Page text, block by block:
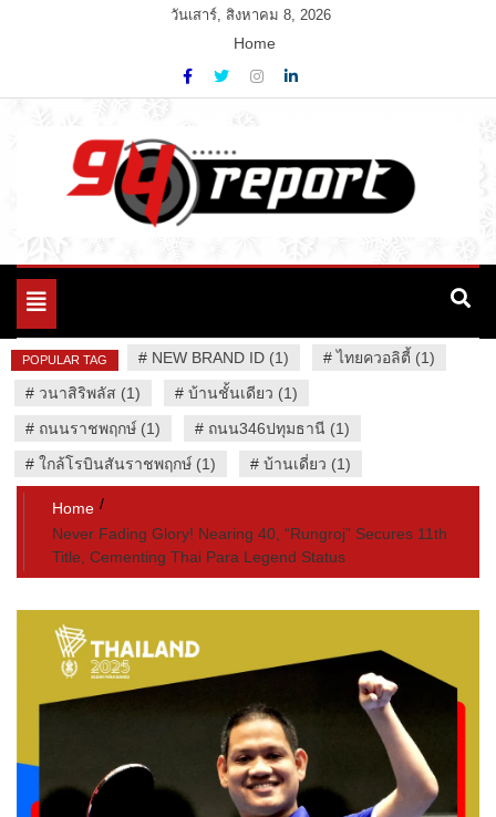
วันเสาร์, สิงหาคม 8, 2026
Home
94 Report.com
Variety News
Toggle
POPULAR TAG # NEW BRAND ID (1) #ไทยควอลิตี้ (1)
# วนาสิริพลัส (1) # บ้านชั้นเดียว (1)
# ถนนราชพฤกษ์ (1) # ถนน346ปทุมธานี (1)
# ใกล้โรบินสันราชพฤกษ์ (1) # บ้านเดี่ยว (1)
Home
Never Fading Glory! Nearing 40, “Rungroj” Secures 11th
Title, Cementing Thai Para Legend Status